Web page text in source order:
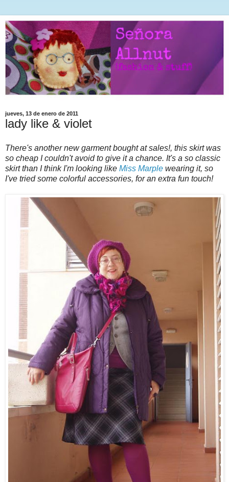
jueves, 13 de enero de 2011
lady like & violet
There's another new garment bought at sales!, this skirt was
so cheap I couldn't avoid to give it a chance. It's a so classic
skirt than I think I'm looking like Miss Marple wearing it, so
I've tried some colorful accessories, for an extra fun touch!